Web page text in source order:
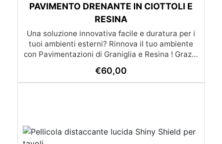
PAVIMENTO DRENANTE IN CIOTTOLI E
RESINA
Una soluzione innovativa facile e duratura per i
tuoi ambienti esterni? Rinnova il tuo ambiente
con Pavimentazioni di Graniglia e Resina ! Grazie
trasformare qualsiasi superficie diventa un gioco
da ragazzi: l’applicazione è molto semplice e –
posatori. oppure se preferisci puoi chiedere un
preventivo su misura già con posa inclusa
€60,00